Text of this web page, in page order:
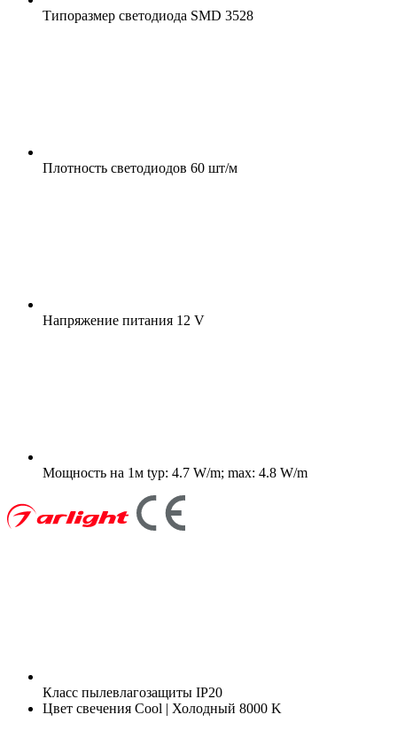
Типоразмер светодиода SMD 3528
Плотность светодиодов 60 шт/м
Напряжение питания 12 V
Мощность на 1м typ: 4.7 W/m; max: 4.8 W/m
Класс пылевлагозащиты IP20
Цвет свечения Cool | Холодный 8000 K